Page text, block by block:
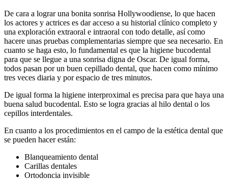
De cara a lograr una bonita sonrisa Hollywoodiense, lo que hacen
los actores y actrices es dar acceso a su historial clínico completo y
una exploración extraoral e intraoral con todo detalle, así como
hacere unas pruebas complementarias siempre que sea necesario. En
cuanto se haga esto, lo fundamental es que la higiene bucodental
para que se llegue a una sonrisa digna de Oscar. De igual forma,
todos pasan por un buen cepillado dental, que hacen como mínimo
tres veces diaria y por espacio de tres minutos.
De igual forma la higiene interproximal es precisa para que haya una
buena salud bucodental. Esto se logra gracias al hilo dental o los
cepillos interdentales.
En cuanto a los procedimientos en el campo de la estética dental que
se pueden hacer están:
Blanqueamiento dental
Carillas dentales
Ortodoncia invisible